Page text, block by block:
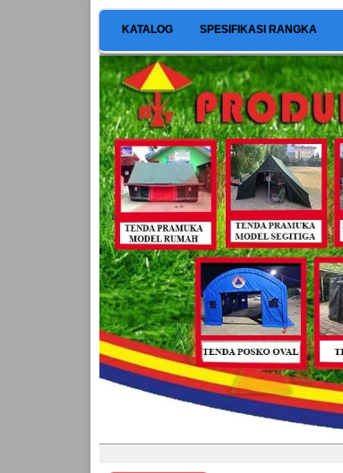
KATALOG SPESIFIKASI RANGKA